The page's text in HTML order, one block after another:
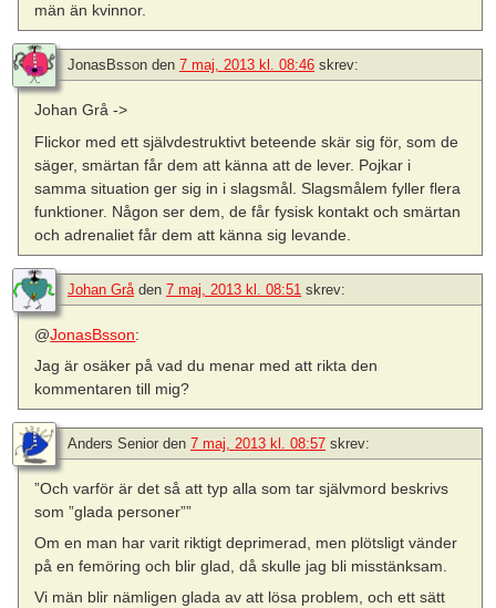
män än kvinnor.
JonasBsson den 7 maj, 2013 kl. 08:46 skrev:
Johan Grå ->
Flickor med ett självdestruktivt beteende skär sig för, som de
säger, smärtan får dem att känna att de lever. Pojkar i
samma situation ger sig in i slagsmål. Slagsmålem fyller flera
funktioner. Någon ser dem, de får fysisk kontakt och smärtan
och adrenaliet får dem att känna sig levande.
Johan Grå den 7 maj, 2013 kl. 08:51 skrev:
@JonasBsson:
Jag är osäker på vad du menar med att rikta den
kommentaren till mig?
Anders Senior den 7 maj, 2013 kl. 08:57 skrev:
”Och varför är det så att typ alla som tar självmord beskrivs
som ”glada personer””
Om en man har varit riktigt deprimerad, men plötsligt vänder
på en femöring och blir glad, då skulle jag bli misstänksam.
Vi män blir nämligen glada av att lösa problem, och ett sätt